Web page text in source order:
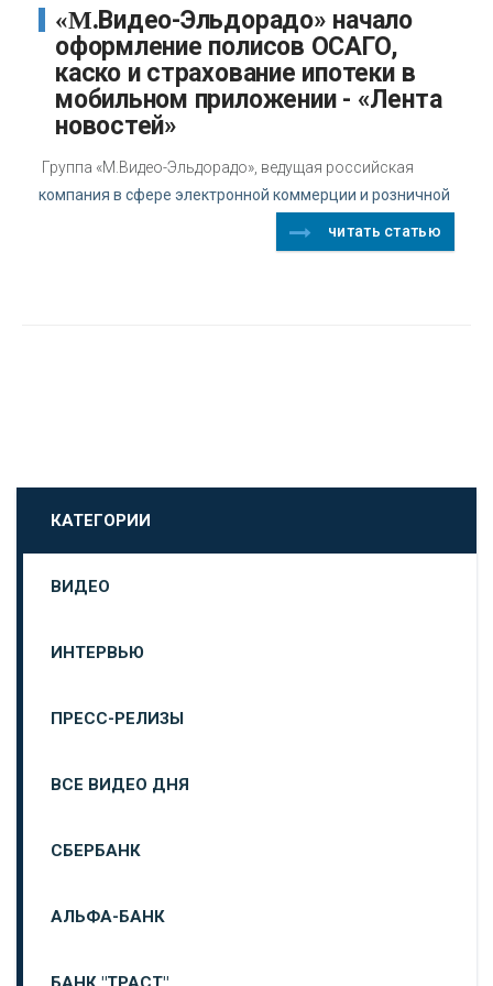
«М.Видео-Эльдорадо» начало
оформление полисов ОСАГО,
каско и страхование ипотеки в
мобильном приложении - «Лента
новостей»
Группа «М.Видео-Эльдорадо», ведущая российская
компания в сфере электронной коммерции и розничной
читать статью
КАТЕГОРИИ
ВИДЕО
ИНТЕРВЬЮ
ПРЕСС-РЕЛИЗЫ
ВСЕ ВИДЕО ДНЯ
СБЕРБАНК
АЛЬФА-БАНК